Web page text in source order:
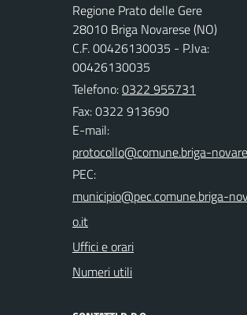
Regione Prato delle Gere
28010 Briga Novarese (NO)
C.F. 00426130035 - P.Iva:
00426130035
Telefono:0322 955731
Fax: 0322 913690
E-mail:
PEC:
Uffici e orari
Numeri utili